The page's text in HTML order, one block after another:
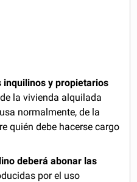
y propietarios
la vivienda alquilada
normalmente, de la
quién debe hacerse cargo
deberá abonar las
por el uso